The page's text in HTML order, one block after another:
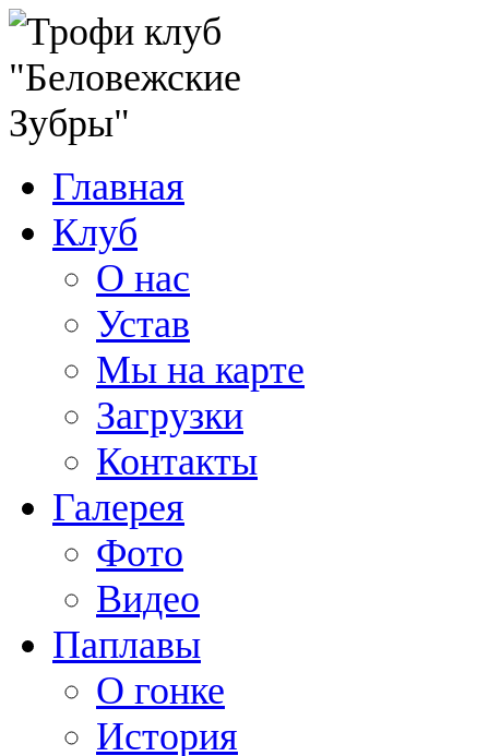
Главная
Клуб
О нас
Устав
Мы на карте
Загрузки
Контакты
Галерея
Фото
Видео
Паплавы
О гонке
История